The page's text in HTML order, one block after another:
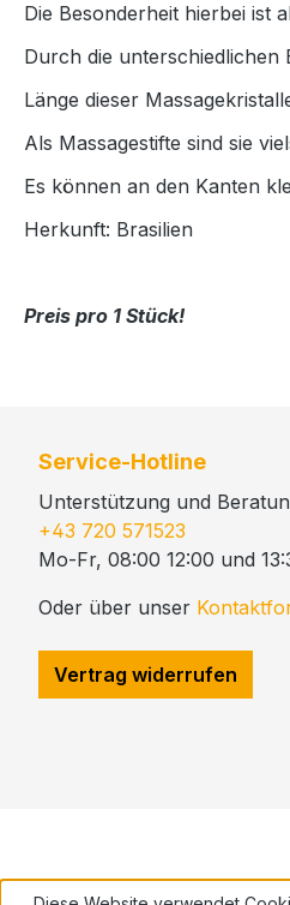
Die Besonderheit hierbei ist
Durch die unterschiedlichen
Länge dieser
Als Massagestifte sind sie
Es können an den Kanten
Herkunft: Brasilien
Preis pro 1 Stück!
Service-Hotline
Unterstützung und
+43 720 571523
Mo-Fr, 08:00 12:00 und
Oder über unser
Vertrag widerrufen